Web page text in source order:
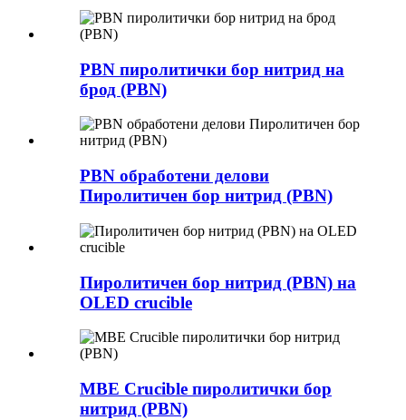
PBN пиролитички бор нитрид на
брод (PBN)
PBN обработени делови
Пиролитичен бор нитрид (PBN)
Пиролитичен бор нитрид (PBN) на
OLED crucible
MBE Crucible пиролитички бор
нитрид (PBN)